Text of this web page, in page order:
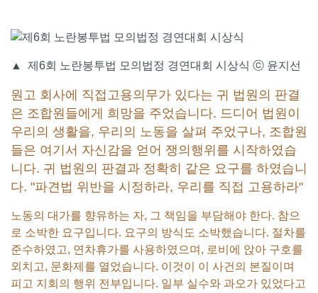
▲ 제6회 노란봉투법 모의법정 경연대회 시상식 ⓒ 윤지선
원고 회사에 직접고용의무가 있다는 귀 법원의 판결
은 조합원들에게 희망을 주었습니다. 드디어 법원이
우리의 생활을, 우리의 노동을 살펴 주었구나, 조합원
들은 여기서 자신감을 얻어 쟁의행위를 시작하였습
니다. 귀 법원의 판결과 정확히 같은 요구를 하였습니
다. "파견법 위반을 시정하라, 우리를 직접 고용하라"
노동의 대가를 향유하는 자, 그 책임을 부담해야 한다. 참으
로 소박한 요구입니다. 요구의 방식도 소박했습니다. 절차를
준수하였고, 연차휴가를 사용하였으며, 로비에 앉아 구호를
외치고, 문화제를 열었습니다. 이것이 이 사건의 본질이며
피고 지회의 행위 전부입니다. 일부 실수와 과오가 있었다고